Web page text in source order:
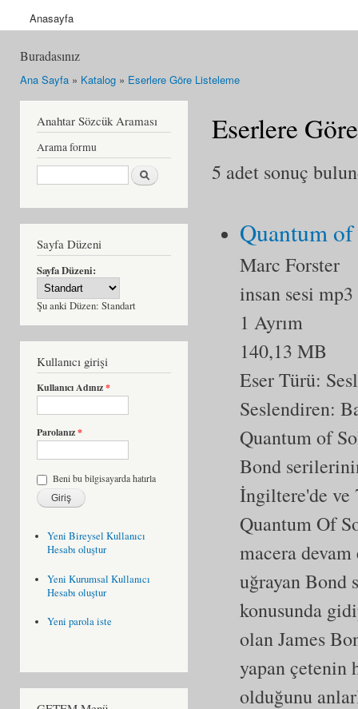
Anasayfa
Buradasınız
Ana Sayfa » Katalog » Eserlere Göre Listeleme
Anahtar Sözcük Araması
Arama formu
Ara
Sayfa Düzeni
Sayfa Düzeni:
Şu anki Düzen: Standart
Kullanıcı girişi
Kullanıcı Adınız*
Parolanız*
Beni bu bilgisayarda hatırla
Yeni Bireysel Kullanıcı
Hesabı oluştur
Yeni Kurumsal Kullanıcı
Hesabı oluştur
Yeni parola iste
Eserlere
5 adet sonuç
Quantum of
Marc Forster
insan sesi mp3
1 Ayrım
140,13 MB
Eser Türü:
Seslendiren:
Quantum of
Bond
İngiltere'de ve
Quantum Of
macera
uğrayan Bond
konusunda
olan James
yapan çetenin
olduğunu